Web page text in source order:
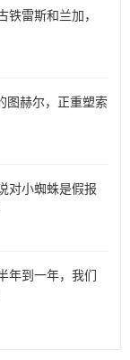
雷斯和兰加，
图赫尔，正重塑索
对小蜘蛛是假报
年到一年，我们